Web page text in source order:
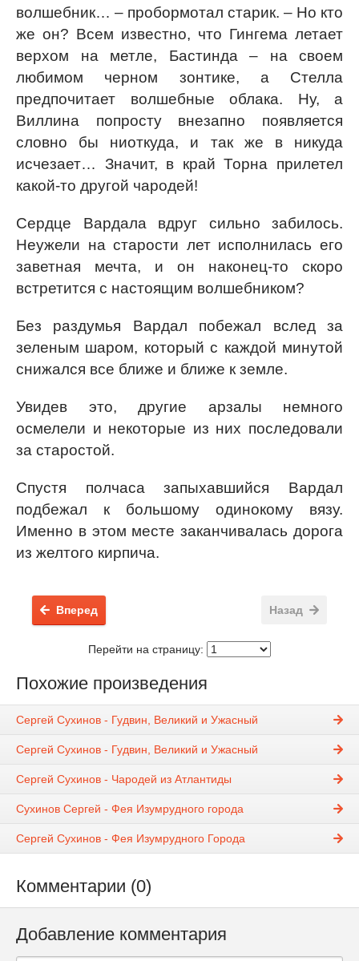
волшебник… – пробормотал старик. – Но кто
же он? Всем известно, что Гингема летает
верхом на метле, Бастинда – на своем
любимом черном зонтике, а Стелла
предпочитает волшебные облака. Ну, а
Виллина попросту внезапно появляется
словно бы ниоткуда, и так же в никуда
исчезает… Значит, в край Торна прилетел
какой-то другой чародей!
Сердце Вардала вдруг сильно забилось.
Неужели на старости лет исполнилась его
заветная мечта, и он наконец-то скоро
встретится с настоящим волшебником?
Без раздумья Вардал побежал вслед за
зеленым шаром, который с каждой минутой
снижался все ближе и ближе к земле.
Увидев это, другие арзалы немного
осмелели и некоторые из них последовали
за старостой.
Спустя полчаса запыхавшийся Вардал
подбежал к большому одинокому вязу.
Именно в этом месте заканчивалась дорога
из желтого кирпича.
Назад
Вперед
Перейти на страницу:
Похожие произведения
Сергей Сухинов - Гудвин, Великий и Ужасный
Сергей Сухинов - Гудвин, Великий и Ужасный
Сергей Сухинов - Чародей из Атлантиды
Сухинов Сергей - Фея Изумрудного города
Сергей Сухинов - Фея Изумрудного Города
Комментарии (0)
Добавление комментария